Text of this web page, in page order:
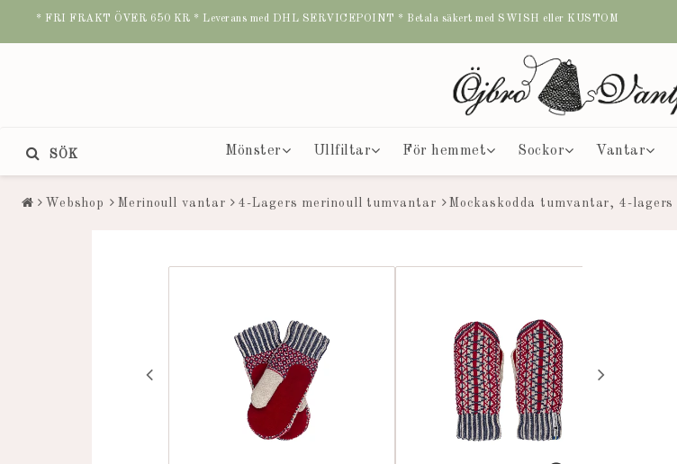
* FRI FRAKT ÖVER 650 KR * Leverans med DHL SERVICEPOINT * Betala säkert med SWISH eller KUSTOM
Mönster Ullfiltar För hemmet Sockor Vantar
SÖK
Webshop Merinoull vantar 4-Lagers merinoull tumvantar Mockaskodda tumvantar, 4-lagers